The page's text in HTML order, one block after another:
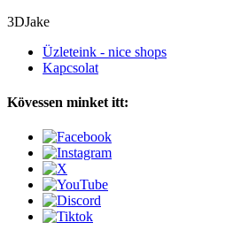
3DJake
Üzleteink - nice shops
Kapcsolat
Kövessen minket itt: